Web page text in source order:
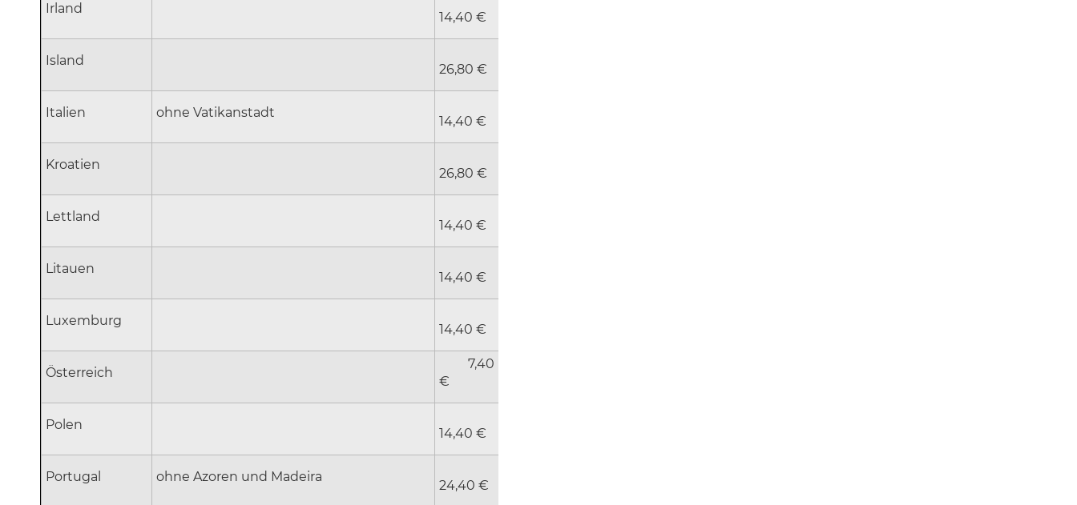
Irland
14,40 €
Island
26,80 €
Italien ohne Vatikanstadt
14,40 €
Kroatien
26,80 €
Lettland
14,40 €
Litauen
14,40 €
Luxemburg
14,40 €
Österreich
7,40
€
Polen
14,40 €
Portugal ohne Azoren und Madeira
24,40 €